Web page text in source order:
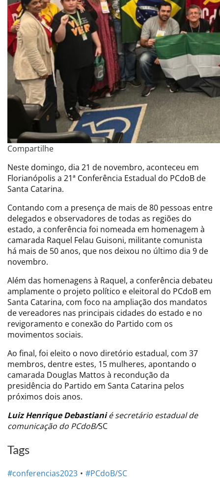
Compartilhe
Neste domingo, dia 21 de novembro, aconteceu em
Florianópolis a 21ª Conferência Estadual do PCdoB de
Santa Catarina.
Contando com a presença de mais de 80 pessoas entre
delegados e observadores de todas as regiões do
estado, a conferência foi nomeada em homenagem à
camarada Raquel Felau Guisoni, militante comunista
há mais de 50 anos, que nos deixou no último dia 9 de
novembro.
Além das homenagens à Raquel, a conferência debateu
amplamente o projeto político e eleitoral do PCdoB em
Santa Catarina, com foco na ampliação dos mandatos
de vereadores nas principais cidades do estado e no
revigoramento e conexão do Partido com os
movimentos sociais.
Ao final, foi eleito o novo diretório estadual, com 37
membros, dentre estes, 15 mulheres, apontando o
camarada Douglas Mattos à recondução da
presidência do Partido em Santa Catarina pelos
próximos dois anos.
Luiz Henrique Debastianié secretário estadual de
comunicação do PCdoB/SC
Tags
#conferencias2023 #PCdoB/SC